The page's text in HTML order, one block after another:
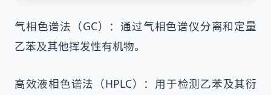
气相色谱法（GC）：通过气相色谱仪分离和定量
乙苯及其他挥发性有机物。
高效液相色谱法（HPLC）：用于检测乙苯及其衍